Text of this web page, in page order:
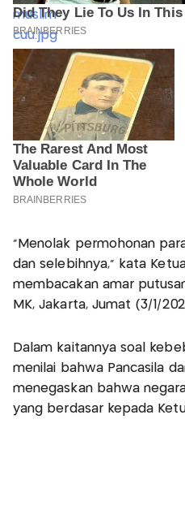
"Menolak permohonan
dan selebihnya," kata
membacakan amar
MK, Jakarta, Jumat (3/1/
Dalam kaitannya soal
menilai bahwa Pancasila
menegaskan bahwa
yang berdasar kepada